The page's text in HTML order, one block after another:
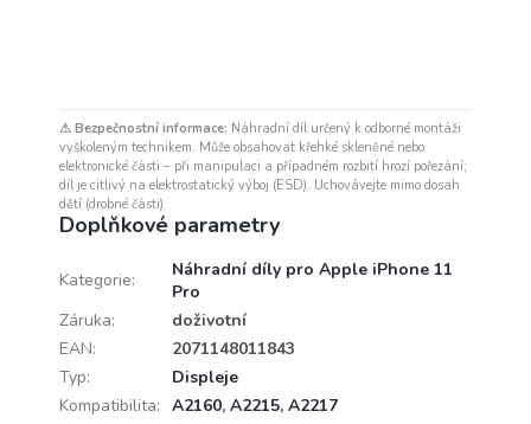
⚠ Bezpečnostní informace: Náhradní díl určený k odborné montáži
vyškoleným technikem. Může obsahovat křehké skleněné nebo
elektronické části – při manipulaci a případném rozbití hrozí pořezání;
díl je citlivý na elektrostatický výboj (ESD). Uchovávejte mimo dosah
dětí (drobné části).
Doplňkové parametry
Kategorie:
Náhradní díly pro Apple iPhone 11
Pro
Záruka:
doživotní
EAN:
2071148011843
Typ:
Displeje
Kompatibilita: A2160, A2215, A2217